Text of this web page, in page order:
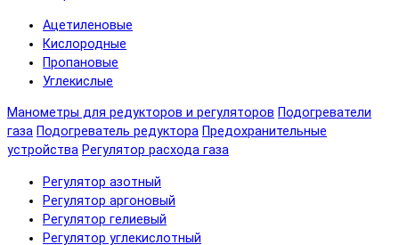
Ацетиленовые
Кислородные
Пропановые
Углекислые
Манометры для редукторов и регуляторов Подогреватели
газа Подогреватель редуктора Предохранительные
устройства Регулятор расхода газа
Регулятор азотный
Регулятор аргоновый
Регулятор гелиевый
Регулятор углекислотный